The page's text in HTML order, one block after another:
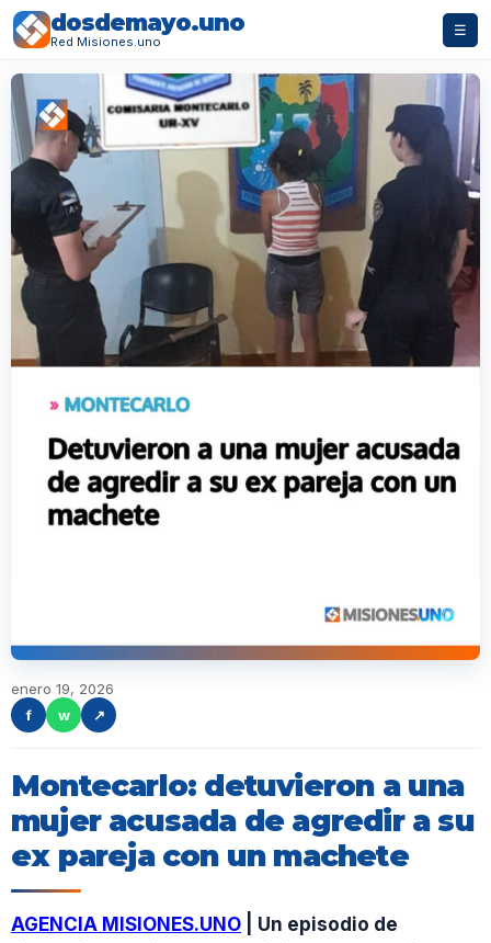
dosdemayo.uno
Red Misiones.uno
☰
enero 19, 2026
f
w ↗
Montecarlo: detuvieron a una
mujer acusada de agredir a su
ex pareja con un machete
AGENCIA MISIONES.UNO | Un episodio de